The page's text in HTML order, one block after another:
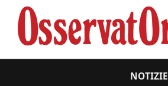
NOTIZIE